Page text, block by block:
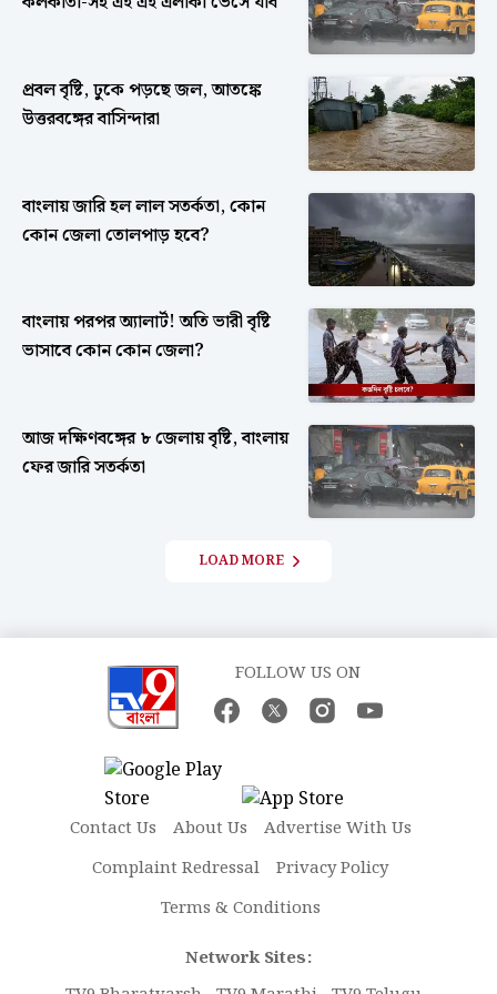
প্রবল বৃষ্টি, ঢুকে পড়ছে জল, আতঙ্কে
উত্তরবঙ্গের বাসিন্দারা
বাংলায় জারি হল লাল সতর্কতা, কোন
কোন জেলা তোলপাড় হবে?
বাংলায় পরপর অ্যালার্ট! অতি ভারী বৃষ্টি
ভাসাবে কোন কোন জেলা?
আজ দক্ষিণবঙ্গের ৮ জেলায় বৃষ্টি, বাংলায়
ফের জারি সতর্কতা
LOAD MORE
FOLLOW US ON
Contact Us About Us
Advertise With Us
Complaint Redressal
Privacy Policy
Terms & Conditions
Network Sites: